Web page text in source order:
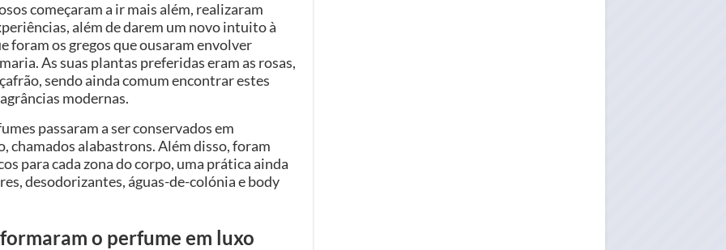
começaram a ir mais além, realizaram
além de darem um novo intuito à
foram os gregos que ousaram envolver
As suas plantas preferidas eram as rosas,
sendo ainda comum encontrar estes
modernas.
passaram a ser conservados em
chamados alabastrons. Além disso, foram
para cada zona do corpo, uma prática ainda
desodorizantes, águas-de-colónia e body
o perfume em luxo